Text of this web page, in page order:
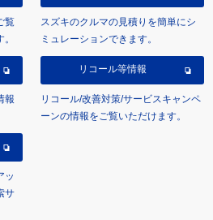
覧
スズキのクルマの見積りを簡単にシ
ミュレーションできます。
報
リコール等情報
リコール/改善対策/サービスキャンペ
ーンの情報をご覧いただけます。
ッ
サ